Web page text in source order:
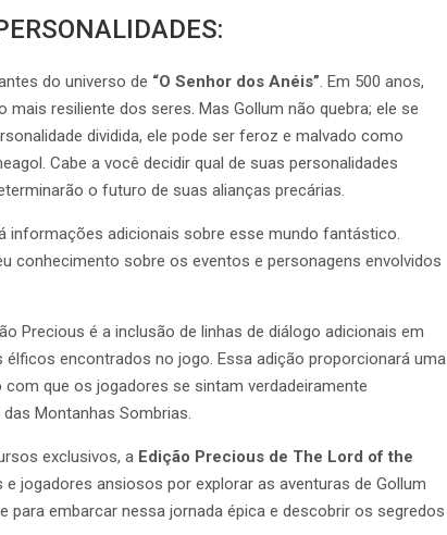
do universo de “O Senhor dos Anéis”. Em 500 anos,
resiliente dos seres. Mas Gollum não quebra; ele se
dividida, ele pode ser feroz e malvado como
Cabe a você decidir qual de suas personalidades
o futuro de suas alianças precárias.
informações adicionais sobre esse mundo fantástico.
conhecimento sobre os eventos e personagens envolvidos
Precious é a inclusão de linhas de diálogo adicionais em
élficos encontrados no jogo. Essa adição proporcionará uma
que os jogadores se sintam verdadeiramente
Montanhas Sombrias.
exclusivos, a Edição Precious de The Lord of the
jogadores ansiosos por explorar as aventuras de Gollum
para embarcar nessa jornada épica e descobrir os segredos